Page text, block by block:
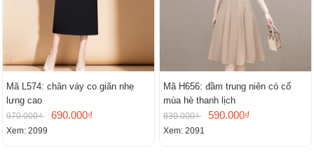
Mã L574: chân váy co giãn nhẹ
lưng cao
970.000₫ 690.000₫
Xem: 2099
Mã H656: đầm trung niên có cổ
mùa hè thanh lịch
830.000₫ 590.000₫
Xem: 2091